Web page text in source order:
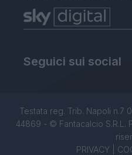
Seguici sui social
Testata reg. Trib. Napoli n.7
44869 - © Fantacalcio S.R.L.
PRIVACY|